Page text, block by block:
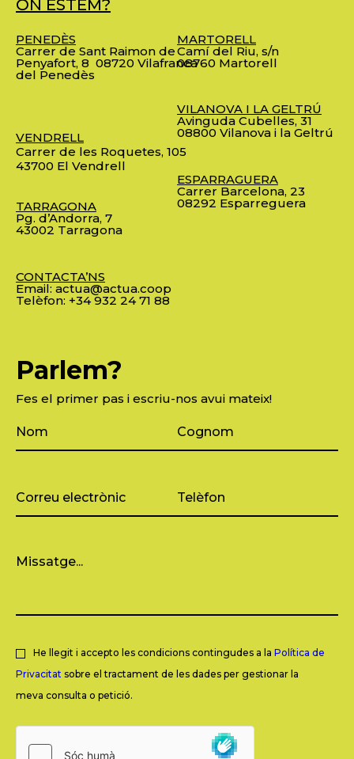
ON ESTEM?
PENEDÈS
Carrer de Sant Raimon de
Penyafort, 8 08720 Vilafranca
del Penedès
VENDRELL
Carrer de les Roquetes, 105
43700 El Vendrell
TARRAGONA
Pg. d’Andorra, 7
43002 Tarragona
CONTACTA’NS
Email: actua@actua.coop
Telèfon: +34 932 24 71 88
MARTORELL
Camí del Riu, s/n
08760 Martorell
VILANOVA I LA GELTRÚ
Avinguda Cubelles, 31
08800 Vilanova i la Geltrú
ESPARRAGUERA
Carrer Barcelona, 23
08292 Esparreguera
Parlem?
Fes el primer pas i escriu-nos avui mateix!
He llegit i accepto les condicions contingudes a la Política de
Privacitat sobre el tractament de les dades per gestionar la
meva consulta o petició.